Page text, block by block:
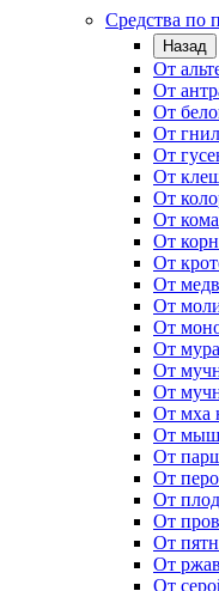
Средства по
Назад
От
От
От
От
От
От
От
От
От
От
От
От
От
От
От
От
От мха
От
От
От
От
От
От
От
От